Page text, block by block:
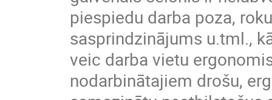
piespiedu darba poza,
sasprindzinājums u.tml.,
veic darba vietu
nodarbinātajiem drošu,